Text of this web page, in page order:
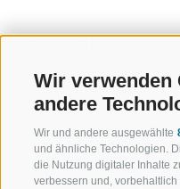
Wir verwenden
andere
Wir und andere ausgewählte
und ähnliche Technologien.
die Nutzung digitaler Inhalte
verbessern und, vorbehaltlich
30.10.2026 14:00 -